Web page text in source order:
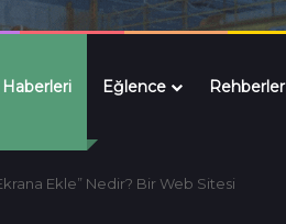
Eğlence Rehberler
Ekle” Nedir? Bir Web Sitesi